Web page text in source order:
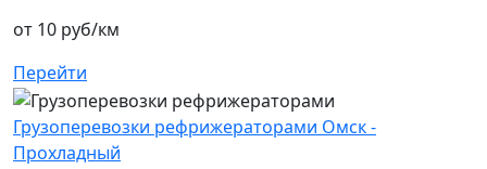
от 10 руб/км
Перейти
Грузоперевозки рефрижераторами Омск -
Прохладный